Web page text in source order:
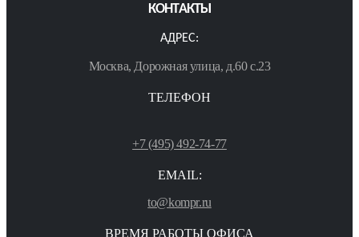
КОНТАКТЫ
АДРЕС:
Москва, Дорожная улица, д.60 с.23
ТЕЛЕФОН
+7 (495) 492-74-77
EMAIL:
to@kompr.ru
ВРЕМЯ РАБОТЫ ОФИСА